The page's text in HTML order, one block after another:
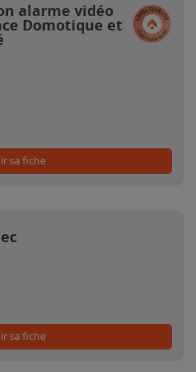
alarme vidéo
Domotique et
sa fiche
sa fiche